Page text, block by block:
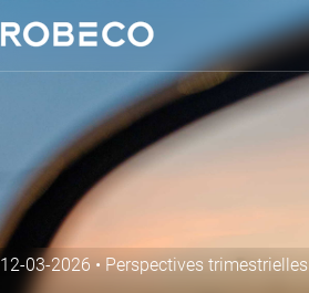
12-03-2026 • Perspectives trimestrielles